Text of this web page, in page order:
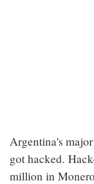
Argentina's
got hacked.
million in